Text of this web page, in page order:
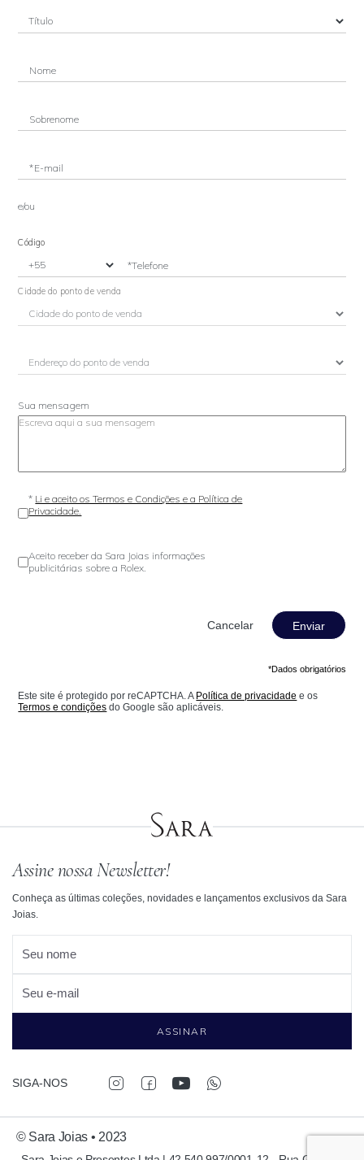
Nome
Sobrenome
*E-mail
e/ou
Código
*Telefone
Cidade do ponto de venda
Sua mensagem
* Li e aceito os Termos e Condições e a Política de
Privacidade.
Aceito receber da Sara Joias informações
publicitárias sobre a Rolex.
Enviar
*Dados obrigatórios
Este site é protegido por reCAPTCHA. A Política de privacidade e os
Termos e condições do Google são aplicáveis.
Assine nossa Newsletter!
Conheça as últimas coleções, novidades e lançamentos exclusivos da Sara
Joias.
Seu nome
Seu e-mail
ASSINAR
SIGA-NOS
© Sara Joias • 2023